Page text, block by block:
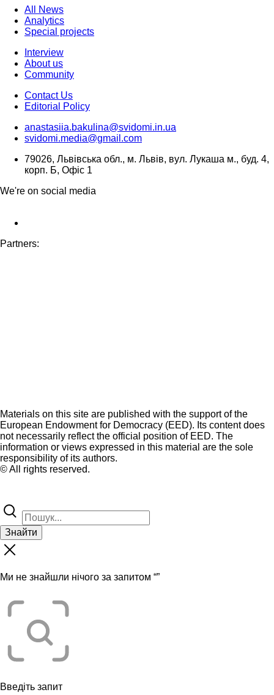
All News
Analytics
Special projects
Interview
About us
Community
Contact Us
Editorial Policy
anastasiia.bakulina@svidomi.in.ua
svidomi.media@gmail.com
79026, Львівська обл., м. Львів, вул. Лукаша м., буд. 4,
корп. Б, Офіс 1
We're on social media
Partners:
Materials on this site are published with the support of the
European Endowment for Democracy (EED). Its content does
not necessarily reflect the official position of EED. The
information or views expressed in this material are the sole
responsibility of its authors.
© All rights reserved.
Знайти
Ми не знайшли нічого за запитом “”
Введіть запит